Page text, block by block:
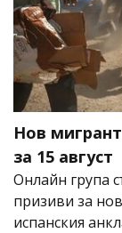
Нов
за 15 август
Онлайн група
призиви за
испанския